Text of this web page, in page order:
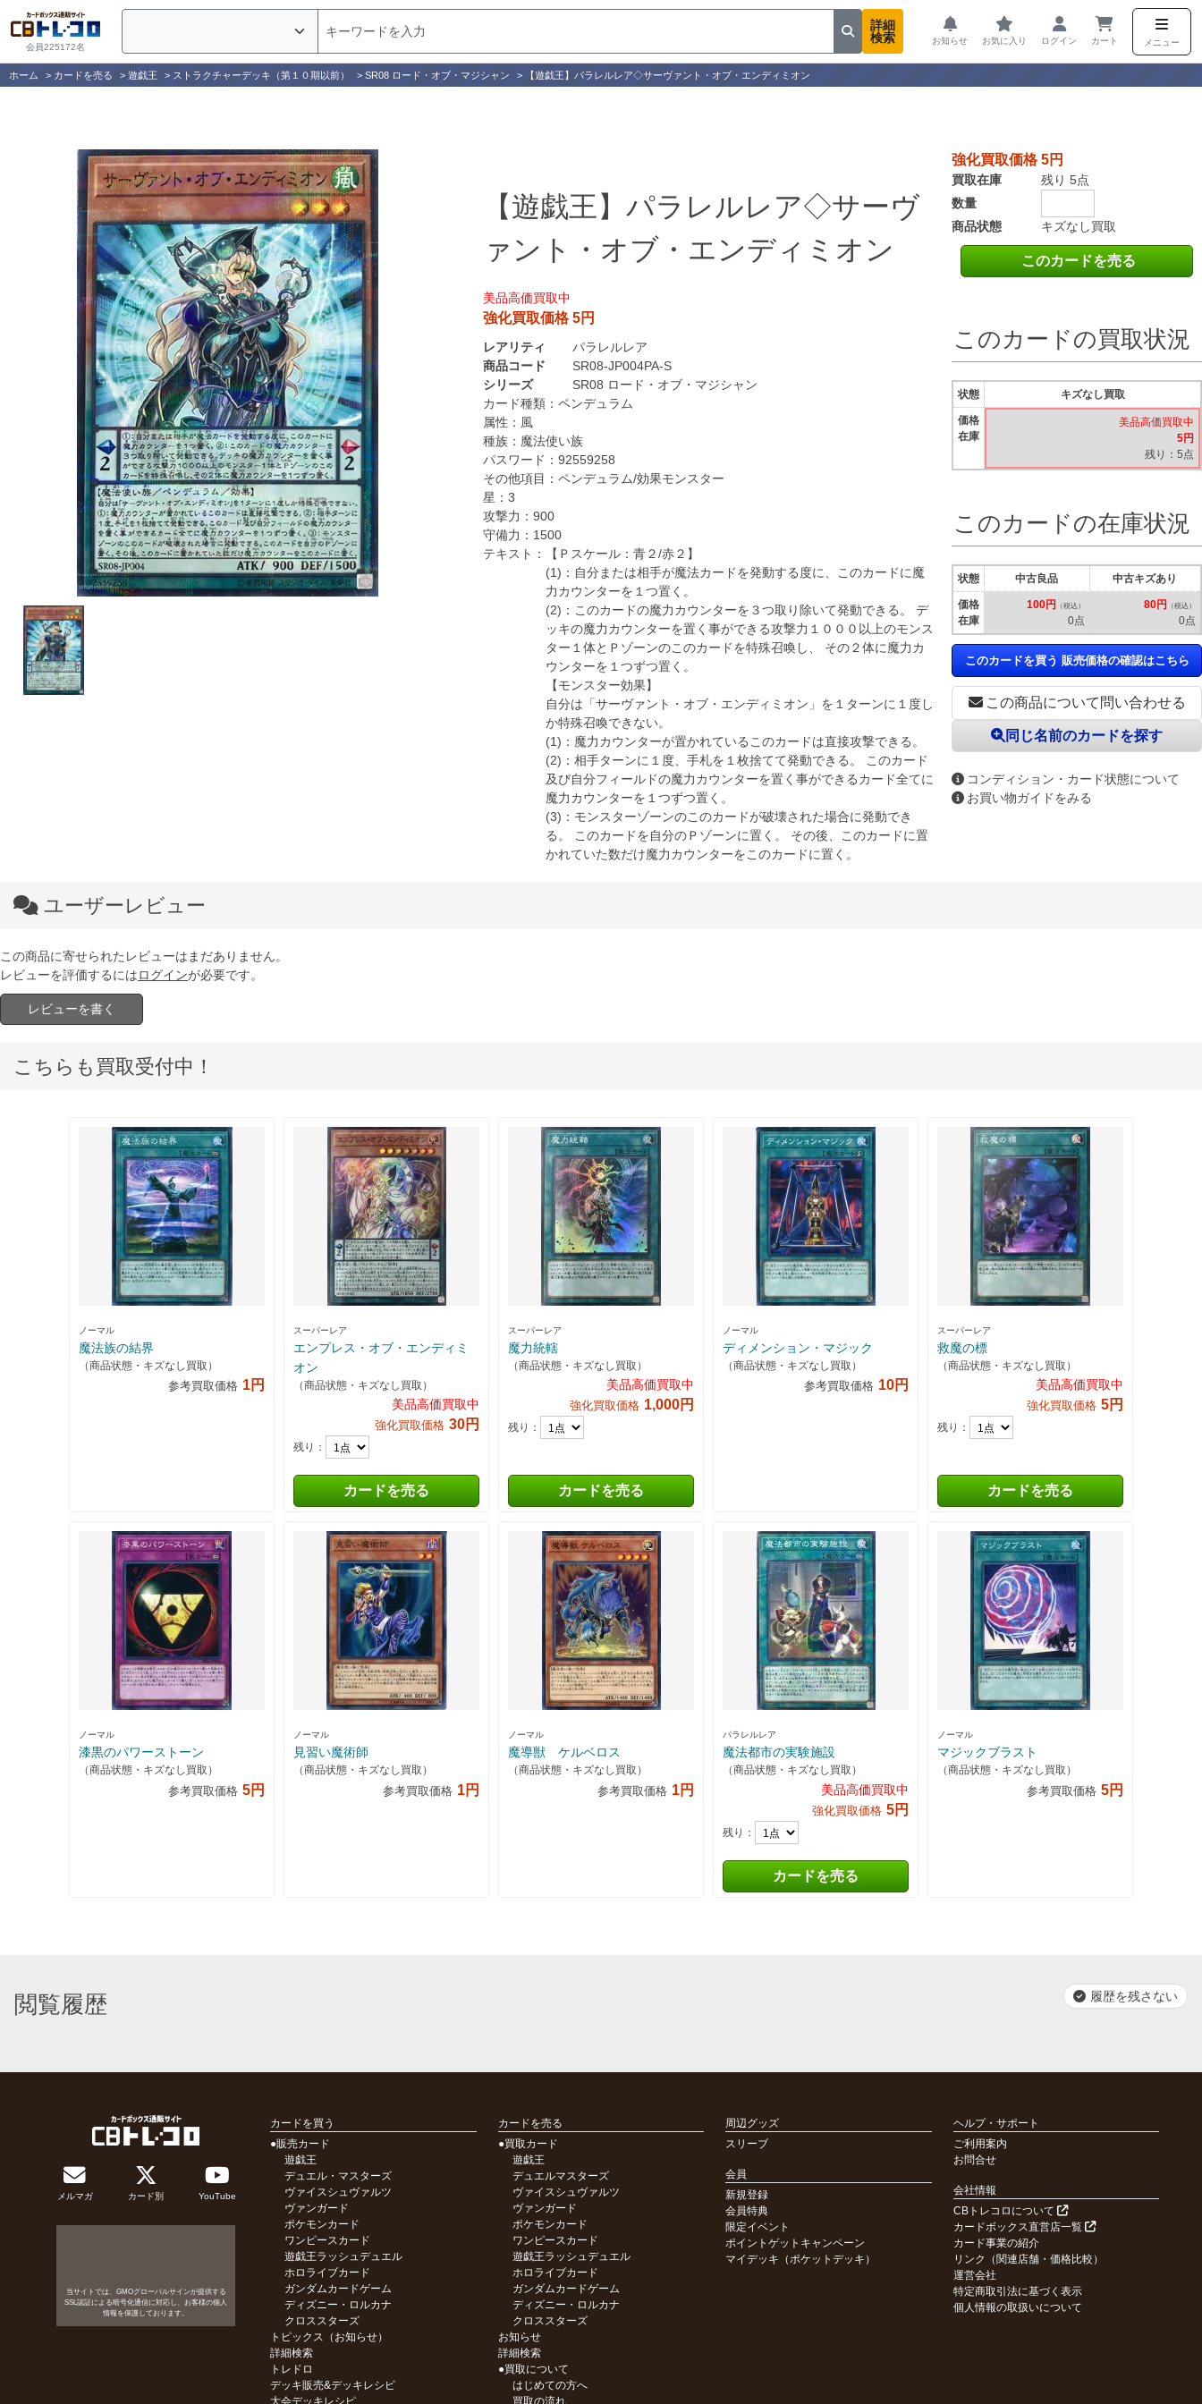
会員225172名
詳細
検索
お知らせ お気に入り ログイン カート メニュー
ホーム > カードを売る > 遊戯王 > ストラクチャーデッキ（第１０期以前） > SR08 ロード・オブ・マジシャン > 【遊戯王】パラレルレア◇サーヴァント・オブ・エンディミオン
【遊戯王】パラレルレア◇サーヴ
ァント・オブ・エンディミオン
美品高価買取中
強化買取価格 5円
レアリティ
パラレルレア
商品コード
SR08-JP004PA-S
シリーズ
SR08 ロード・オブ・マジシャン
カード種類： ペンデュラム
属性： 風
種族： 魔法使い族
パスワード： 92559258
その他項目： ペンデュラム/効果モンスター
星： 3
攻撃力： 900
守備力： 1500
テキスト：
【Ｐスケール：青２/赤２】
(1)：自分または相手が魔法カードを発動する度に、このカードに魔
力カウンターを１つ置く。
(2)：このカードの魔力カウンターを３つ取り除いて発動できる。 デ
ッキの魔力カウンターを置く事ができる攻撃力１０００以上のモンス
ター１体とＰゾーンのこのカードを特殊召喚し、 その２体に魔力カ
ウンターを１つずつ置く。
【モンスター効果】
自分は「サーヴァント・オブ・エンディミオン」を１ターンに１度し
か特殊召喚できない。
(1)：魔力カウンターが置かれているこのカードは直接攻撃できる。
(2)：相手ターンに１度、手札を１枚捨てて発動できる。 このカード
及び自分フィールドの魔力カウンターを置く事ができるカード全てに
魔力カウンターを１つずつ置く。
(3)：モンスターゾーンのこのカードが破壊された場合に発動でき
る。 このカードを自分のＰゾーンに置く。 その後、このカードに置
かれていた数だけ魔力カウンターをこのカードに置く。
強化買取価格 5円
商品状態 キズなし買取
買取在庫
残り 5点
数量
このカードを売る
この商品について問い合わせる
同じ名前のカードを探す
コンディション・カード状態について
お買い物ガイドをみる
このカードの買取状況
状態
価格
在庫
キズなし買取
美品高価買取中
5円
残り：5点
このカードの在庫状況
状態
価格
在庫
中古良品
100円 （税込）
0点
中古キズあり
80円 （税込）
0点
このカードを買う 販売価格の確認はこちら
ユーザーレビュー
この商品に寄せられたレビューはまだありません。
レビューを評価するにはログインが必要です。
レビューを書く
こちらも買取受付中！
ノーマル
魔法族の結界
（商品状態・キズなし買取）
参考買取価格 1円
スーパーレア
エンプレス・オブ・エンディミ
オン
（商品状態・キズなし買取）
美品高価買取中
強化買取価格 30円
残り：
カードを売る
スーパーレア
魔力統轄
（商品状態・キズなし買取）
美品高価買取中
強化買取価格 1,000円
残り：
カードを売る
ノーマル
ディメンション・マジック
（商品状態・キズなし買取）
参考買取価格 10円
スーパーレア
救魔の標
（商品状態・キズなし買取）
美品高価買取中
強化買取価格 5円
残り：
カードを売る
ノーマル
漆黒のパワーストーン
（商品状態・キズなし買取）
参考買取価格 5円
ノーマル
見習い魔術師
（商品状態・キズなし買取）
参考買取価格 1円
ノーマル
魔導獣 ケルベロス
（商品状態・キズなし買取）
参考買取価格 1円
パラレルレア
魔法都市の実験施設
（商品状態・キズなし買取）
美品高価買取中
強化買取価格 5円
残り：
カードを売る
ノーマル
マジックブラスト
（商品状態・キズなし買取）
参考買取価格 5円
閲覧履歴 履歴を残さない
メルマガ カード別 YouTube
当サイトでは、GMOグローバルサインが提供する
SSL認証による暗号化通信に対応し、お客様の個人
情報を保護しております。
カードを買う
●販売カード
遊戯王
デュエル・マスターズ
ヴァイスシュヴァルツ
ヴァンガード
ポケモンカード
ワンピースカード
遊戯王ラッシュデュエル
ホロライブカード
ガンダムカードゲーム
ディズニー・ロルカナ
クロススターズ
トピックス（お知らせ）
詳細検索
トレドロ
デッキ販売&デッキレシピ
大会デッキレシピ
カードを売る
●買取カード
遊戯王
デュエルマスターズ
ヴァイスシュヴァルツ
ヴァンガード
ポケモンカード
ワンピースカード
遊戯王ラッシュデュエル
ホロライブカード
ガンダムカードゲーム
ディズニー・ロルカナ
クロススターズ
お知らせ
詳細検索
●買取について
はじめての方へ
買取の流れ
周辺グッズ
スリーブ
会員
新規登録
会員特典
限定イベント
ポイントゲットキャンペーン
マイデッキ（ポケットデッキ）
ヘルプ・サポート
ご利用案内
お問合せ
会社情報
CBトレコロについて
カードボックス直営店一覧
カード事業の紹介
リンク（関連店舗・価格比較）
運営会社
特定商取引法に基づく表示
個人情報の取扱いについて